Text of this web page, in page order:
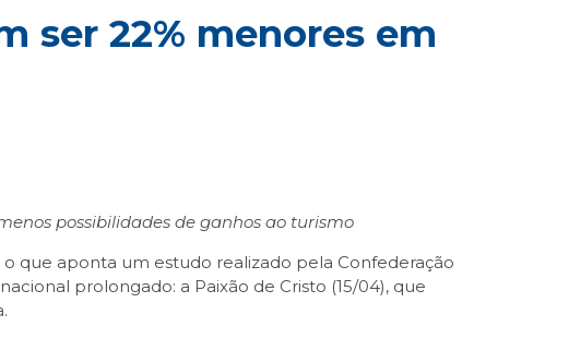
ser 22% menores em
possibilidades de ganhos ao turismo
que aponta um estudo realizado pela Confederação
prolongado: a Paixão de Cristo (15/04), que